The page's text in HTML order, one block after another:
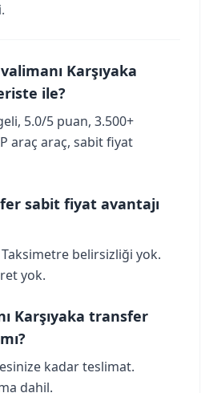
Karşıyaka
ile?
5.0/5 puan, 3.500+
araç araç, sabit fiyat
sabit fiyat avantajı
belirsizliği yok.
yok.
Karşıyaka transfer
kadar teslimat.
dahil.